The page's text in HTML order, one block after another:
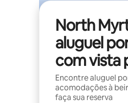
North
aluguel
com vista
Encontre aluguel
acomodações à
faça sua reserva